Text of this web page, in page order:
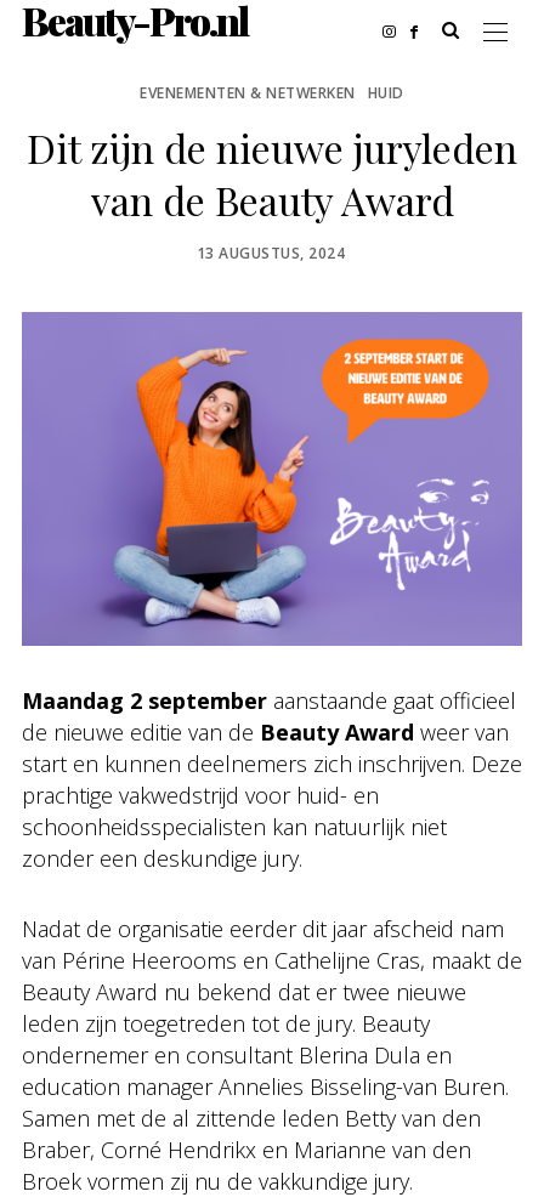
Beauty-Pro.nl
EVENEMENTEN & NETWERKEN HUID
Dit zijn de nieuwe juryleden
van de Beauty Award
POSTED
13 AUGUSTUS, 2024
Maandag 2 september aanstaande gaat officieel
de nieuwe editie van de Beauty Award weer van
start en kunnen deelnemers zich inschrijven. Deze
prachtige vakwedstrijd voor huid- en
schoonheidsspecialisten kan natuurlijk niet
zonder een deskundige jury.
Nadat de organisatie eerder dit jaar afscheid nam
van Périne Heerooms en Cathelijne Cras, maakt de
Beauty Award nu bekend dat er twee nieuwe
leden zijn toegetreden tot de jury. Beauty
ondernemer en consultant Blerina Dula en
education manager Annelies Bisseling-van Buren.
Samen met de al zittende leden Betty van den
Braber, Corné Hendrikx en Marianne van den
Broek vormen zij nu de vakkundige jury.